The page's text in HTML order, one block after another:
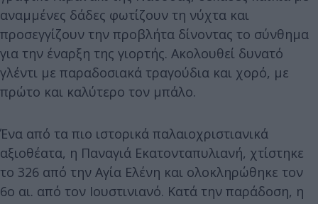
αναμμένες δάδες φωτίζουν τη νύχτα και
προσεγγίζουν την προβλήτα δίνοντας το σύνθημα
για την έναρξη της γιορτής. Ακολουθεί δυνατό
γλέντι με παραδοσιακά τραγούδια και χορό, με
πρώτο και καλύτερο τον μπάλο.
Ένα από τα πιο ιστορικά παλαιοχριστιανικά
αξιοθέατα, η Παναγιά Εκατονταπυλιανή, χτίστηκε
το 326 από την Αγία Ελένη και ολοκληρώθηκε τον
6ο αι. από τον Ιουστινιανό. Κατά την παράδοση, η